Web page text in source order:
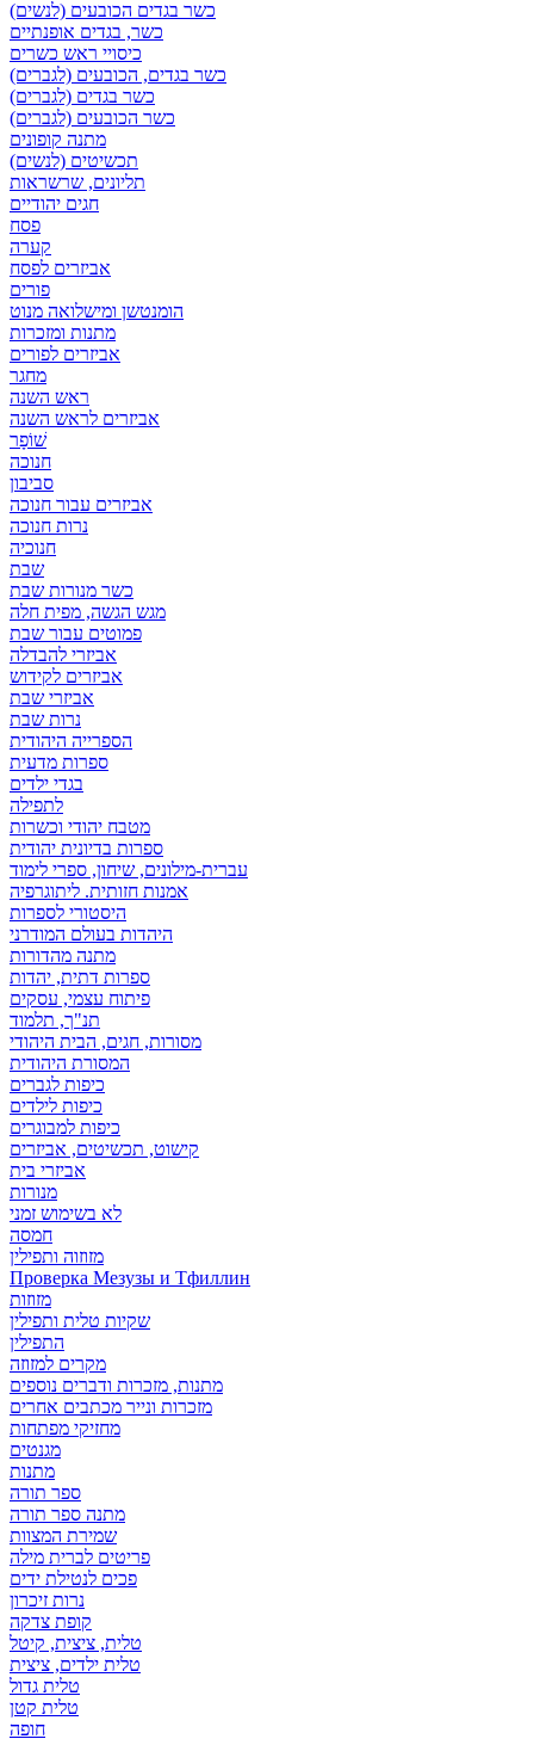
כשר בגדים הכובעים (לנשים)
כשר, בגדים אופנתיים
כיסויי ראש כשרים
כשר בגדים, הכובעים (לגברים)
כשר בגדים (לגברים)
כשר הכובעים (לגברים)
מתנה קופונים
תכשיטים (לנשים)
תליונים, שרשראות
חגים יהודיים
פסח
קערה
אביזרים לפסח
פורים
הומנטשן ומישלואה מנוט
מתנות ומזכרות
אביזרים לפורים
מחגר
ראש השנה
אביזרים לראש השנה
שׁוֹפָר
חנוכה
סביבון
אביזרים עבור חנוכה
נרות חנוכה
חנוכיה
שבת
כשר מנורות שבת
מגש הגשה, מפית חלה
פמוטים עבור שבת
אביזרי להבדלה
אביזרים לקידוש
אביזרי שבת
נרות שבת
הספרייה היהודית
ספרות מדעית
בגדי ילדים
לתפילה
מטבח יהודי וכשרות
ספרות בדיונית יהודית
עברית-מילונים, שיחון, ספרי לימוד
אמנות חזותית. ליתוגרפיה
היסטורי לספרות
היהדות בעולם המודרני
מתנה מהדורות
ספרות דתית, יהדות
פיתוח עצמי, עסקים
תנ"ך, תלמוד
מסורות, חגים, הבית היהודי
המסורת היהודית
כיפות לגברים
כיפות לילדים
כיפות למבוגרים
קישוט, תכשיטים, אביזרים
אביזרי בית
מנורות
לא בשימוש זמני
חמסה
מזוזוה ותפילין
Проверка Мезузы и Тфиллин
מזוזות
שקיות טלית ותפילין
התפילין
מקרים למזוזה
מתנות, מזכרות ודברים נוספים
מזכרות ונייר מכתבים אחרים
מחזיקי מפתחות
מגנטים
מתנות
ספר תורה
מתנה ספר תורה
שמירת המצוות
פריטים לברית מילה
פכים לנטילת ידים
נרות זיכרון
קופת צדקה
טלית, ציצית, קיטל
טלית ילדים, ציצית
טלית גדול
טלית קטן